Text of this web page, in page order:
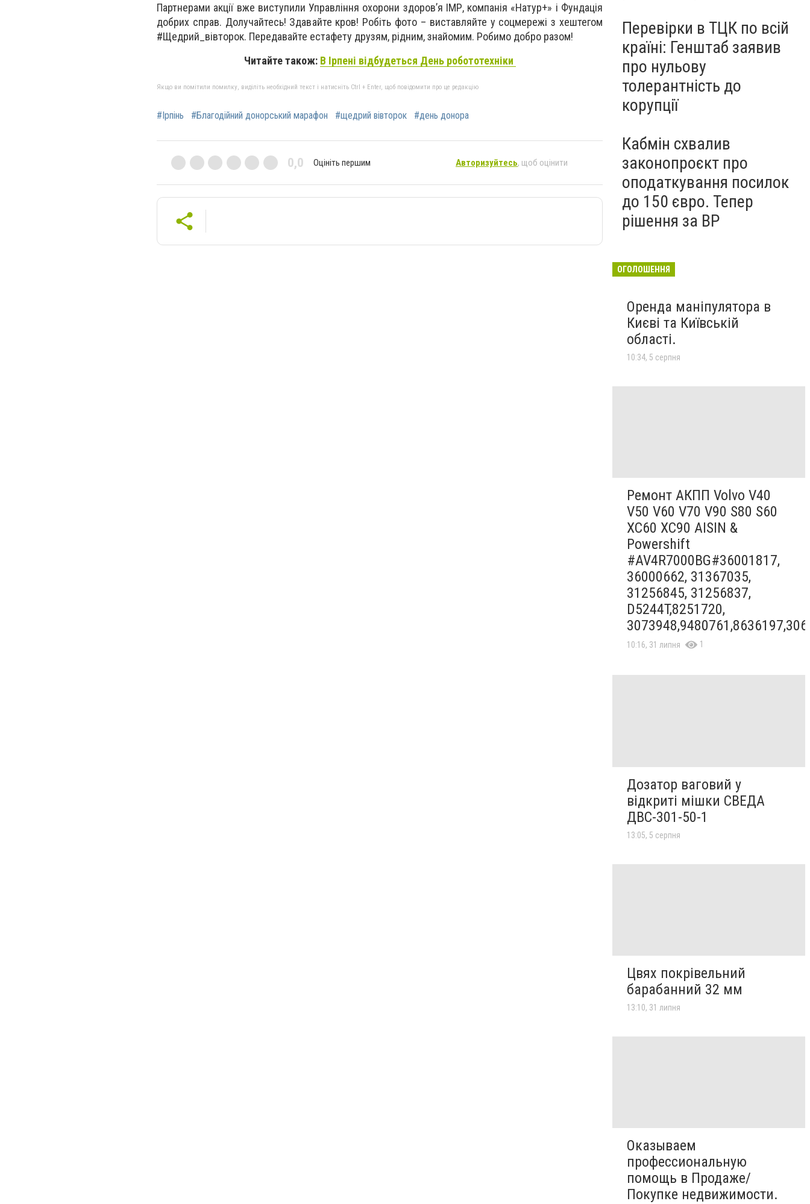
Партнерами акції вже виступили Управління охорони здоров’я ІМР, компанія «Натур+» і Фундація
добрих справ. Долучайтесь! Здавайте кров! Робіть фото – виставляйте у соцмережі з хештегом
#Щедрий_вівторок. Передавайте естафету друзям, рідним, знайомим. Робимо добро разом!
Читайте також: В Ірпені відбудеться День робототехніки
Якщо ви помітили помилку, виділіть необхідний текст і натисніть Ctrl + Enter, щоб повідомити про це редакцію
#Ірпінь #Благодійний донорський марафон #щедрий вівторок #день донора
0,0 Оцініть першим Авторизуйтесь, щоб оцінити
Перевірки в ТЦК по всій
країні: Генштаб заявив
про нульову
толерантність до
корупції
Кабмін схвалив
законопроєкт про
оподаткування посилок
до 150 євро. Тепер
рішення за ВР
ОГОЛОШЕННЯ
Оренда маніпулятора в
Києві та Київській
області.
10:34, 5 серпня
Ремонт АКПП Volvo V40
V50 V60 V70 V90 S80 S60
XC60 XC90 AISIN &
Powershift
#AV4R7000BG#36001817,
36000662, 31367035,
31256845, 31256837,
D5244T,8251720,
10:16, 31 липня 1
Дозатор ваговий у
відкриті мішки СВЕДА
ДВС-301-50-1
13:05, 5 серпня
Цвях покрівельний
барабанний 32 мм
13:10, 31 липня
Оказываем
профессиональную
помощь в Продаже/
Покупке недвижимости.